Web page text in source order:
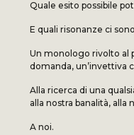
Quale esito possibile
E quali risonanze ci
Un monologo rivolto al
domanda, un’invettiva
Alla ricerca di una
alla nostra banalità, alla
A noi.